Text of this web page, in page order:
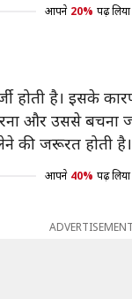
आपने 20% पढ़
होती है। इसके
और उससे बचना
की जरूरत होती है।
आपने 40% पढ़
ADVERTISEMENT